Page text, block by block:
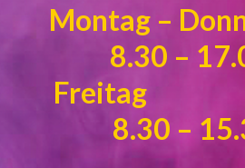
Montag –
8.30 –
8.30 –